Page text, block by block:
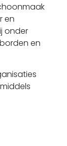
en
onder
en